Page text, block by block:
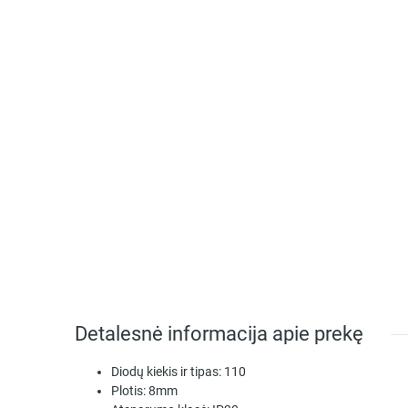
Detalesnė informacija apie prekę
Diodų kiekis ir tipas: 110
Plotis:8mm